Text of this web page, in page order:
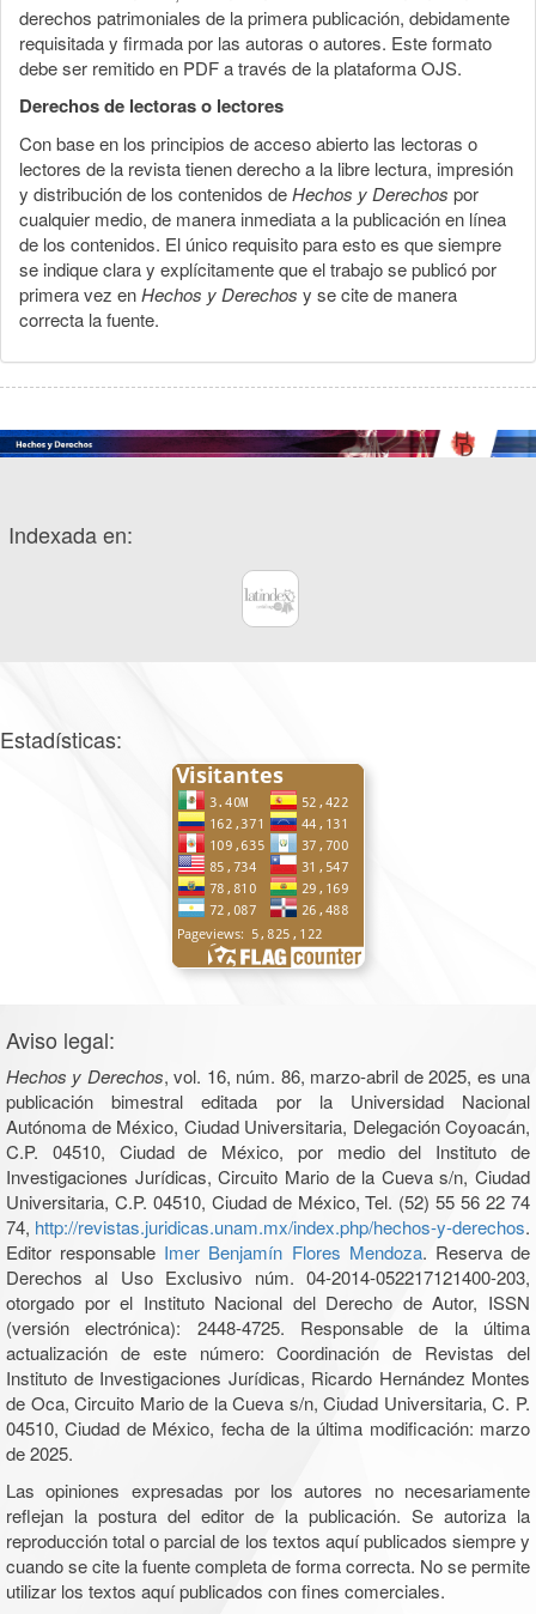
derechos patrimoniales de la primera publicación, debidamente
requisitada y firmada por las autoras o autores. Este formato
debe ser remitido en PDF a través de la plataforma OJS.
Derechos de lectoras o lectores
Con base en los principios de acceso abierto las lectoras o
lectores de la revista tienen derecho a la libre lectura, impresión
y distribución de los contenidos deHechos y Derechos por
cualquier medio, de manera inmediata a la publicación en línea
de los contenidos. El único requisito para esto es que siempre
se indique clara y explícitamente que el trabajo se publicó por
primera vez enHechos y Derechos y se cite de manera
correcta la fuente.
Indexada en:
Estadísticas:
Aviso legal:
Hechos y Derechos, vol. 16, núm. 86, marzo-abril de 2025, es una
publicación bimestral editada por la Universidad Nacional
Autónoma de México, Ciudad Universitaria, Delegación Coyoacán,
C.P. 04510, Ciudad de México, por medio del Instituto de
Investigaciones Jurídicas, Circuito Mario de la Cueva s/n, Ciudad
Universitaria, C.P. 04510, Ciudad de México, Tel. (52) 55 56 22 74
74, http://revistas.juridicas.unam.mx/index.php/hechos-y-derechos.
Editor responsable Imer Benjamín Flores Mendoza. Reserva de
Derechos al Uso Exclusivo núm. 04-2014-052217121400-203,
otorgado por el Instituto Nacional del Derecho de Autor, ISSN
(versión electrónica): 2448-4725. Responsable de la última
actualización de este número: Coordinación de Revistas del
Instituto de Investigaciones Jurídicas, Ricardo Hernández Montes
de Oca, Circuito Mario de la Cueva s/n, Ciudad Universitaria, C. P.
04510, Ciudad de México, fecha de la última modificación: marzo
de 2025.
Las opiniones expresadas por los autores no necesariamente
reflejan la postura del editor de la publicación. Se autoriza la
reproducción total o parcial de los textos aquí publicados siempre y
cuando se cite la fuente completa de forma correcta. No se permite
utilizar los textos aquí publicados con fines comerciales.